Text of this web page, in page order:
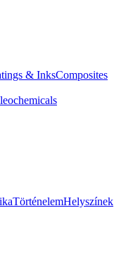
& InksComposites
TörténelemHelyszínek